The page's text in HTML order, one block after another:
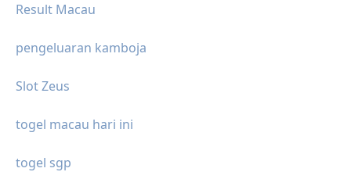
Result Macau
pengeluaran kamboja
Slot Zeus
togel macau hari ini
togel sgp